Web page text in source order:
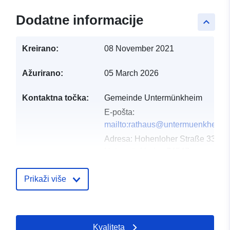
keyboard_arrow_up
Dodatne informacije
Kreirano: 08 November 2021
Ažurirano: 05 March 2026
Kontaktna točka:
Gemeinde Untermünkheim
E-pošta:
Adresa: Hohenloher Straße 33,
Kataloški
Dodano u data.europa.eu: 24
Prikaži više
Kvaliteta